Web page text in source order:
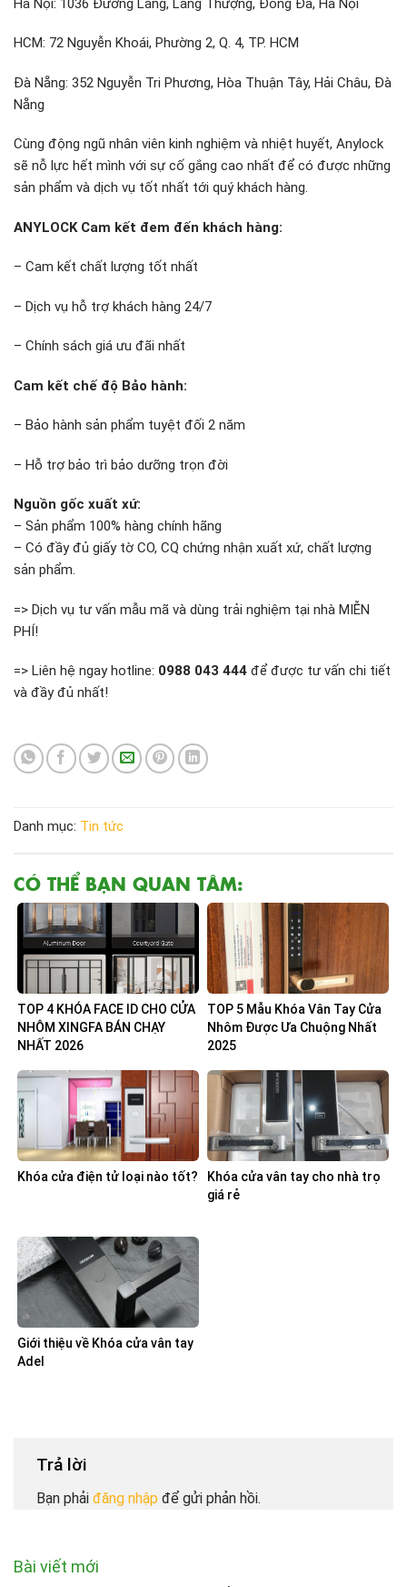
Hà Nội: 1036 Đường Láng, Láng Thượng, Đống Đa, Hà Nội
HCM: 72 Nguyễn Khoái, Phường 2, Q. 4, TP. HCM
Đà Nẵng: 352 Nguyễn Tri Phương, Hòa Thuận Tây, Hải Châu, Đà
Nẵng
Cùng động ngũ nhân viên kinh nghiệm và nhiệt huyết, Anylock
sẽ nỗ lực hết mình với sự cố gắng cao nhất để có được những
sản phẩm và dịch vụ tốt nhất tới quý khách hàng.
ANYLOCK Cam kết đem đến khách hàng:
– Cam kết chất lượng tốt nhất
– Dịch vụ hỗ trợ khách hàng 24/7
– Chính sách giá ưu đãi nhất
Cam kết chế độ Bảo hành:
– Bảo hành sản phẩm tuyệt đối 2 năm
– Hỗ trợ bảo trì bảo dưỡng trọn đời
Nguồn gốc xuất xứ:
– Sản phẩm 100% hàng chính hãng
– Có đầy đủ giấy tờ CO, CQ chứng nhận xuất xứ, chất lượng
sản phẩm.
=> Dịch vụ tư vấn mẫu mã và dùng trải nghiệm tại nhà MIỄN
PHÍ!
=> Liên hệ ngay hotline: 0988 043 444 để được tư vấn chi tiết
và đầy đủ nhất!
Danh mục: Tin tức
CÓ THỂ BẠN QUAN TÂM:
TOP 4 KHÓA FACE ID CHO CỬA
NHÔM XINGFA BÁN CHẠY
NHẤT 2026
TOP 5 Mẫu Khóa Vân Tay Cửa
Nhôm Được Ưa Chuộng Nhất
2025
Khóa cửa điện tử loại nào tốt?
Khóa cửa vân tay cho nhà trọ
giá rẻ
Giới thiệu về Khóa cửa vân tay
Adel
Trả lời
Bạn phải đăng nhập để gửi phản hồi.
Bài viết mới